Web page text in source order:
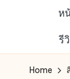
content
สรรพ
สินค้า
ห
รี
Home